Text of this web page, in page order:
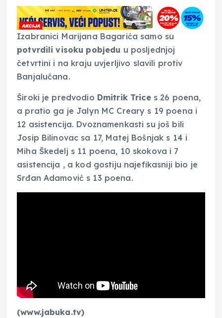
Izabranici Marijana Bagarića samo su
potvrdili visoku pobjedu u posljednjoj
četvrtini i na kraju uvjerljivo slavili protiv
Banjalučana.
Široki je predvodio Dmitrik Trices 26 poena,
a pratio ga je Jalyn MC Creary s 19 poena i
12 asistencija. Dvoznamenkasti su još bili
Josip Bilinovac sa 17, Matej Bošnjak s 14 i
Miha Škedelj s 11 poena, 10 skokova i 7
asistencija , a kod gostiju najefikasniji bio je
Srđan Adamović s 13 poena.
(www.jabuka.tv)